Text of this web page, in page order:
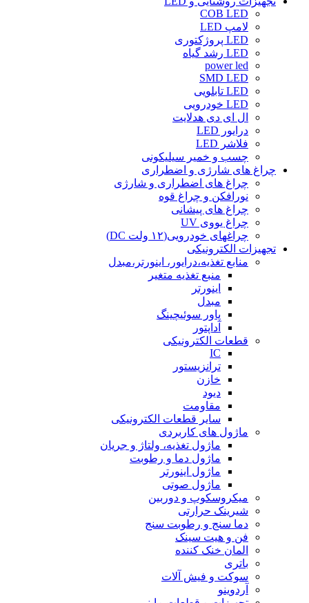
COB LED
لامپ LED
LED پروژکتوری
LED رشد گیاه
power led
SMD LED
LED تابلویی
LED خودرویی
ال ای دی هدلایت
درایور LED
فلاشر LED
چسب و خمیر سیلیکونی
چراغ های شارژی و اضطراری
چراغ های اضطراری و شارژی
نورافکن و چراغ قوه
چراغ های پیشانی
چراغ یووی UV
چراغهای خودرویی(۱۲ ولت DC)
تجهیزات الکترونیکی
منابع تغذیه،درایور، اینورتر،مبدل
منبع تغذیه متغیر
اینورتر
مبدل
پاور سوئیچینگ
آداپتور
قطعات الکترونیکی
IC
ترانزیستور
خازن
دیود
مقاومت
سایر قطعات الکترونیکی
ماژول های کاربردی
ماژول تغذیه، ولتاژ و جریان
ماژول دما و رطوبت
ماژول اینورتر
ماژول صوتی
میکروسکوپ و دوربین
شیرینک حرارتی
دما سنج و رطوبت سنج
فن و هیت سینک
المان خنک کننده
باتری
سوکت و فیش آلات
آردوینو